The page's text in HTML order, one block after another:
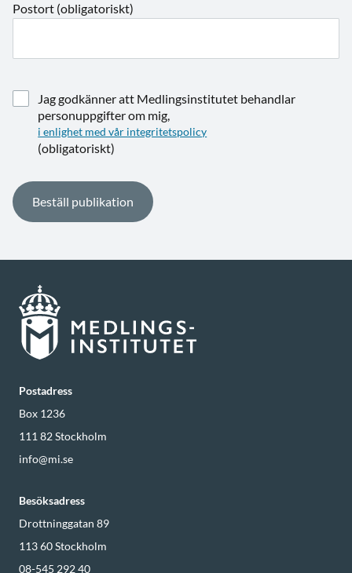
Postort (obligatoriskt)
Jag godkänner att Medlingsinstitutet behandlar
personuppgifter om mig,
i enlighet med vår integritetspolicy
(obligatoriskt)
Postadress
Box 1236
111 82Stockholm
info@mi.se
Besöksadress
Drottninggatan 89
113 60Stockholm
08-545 292 40